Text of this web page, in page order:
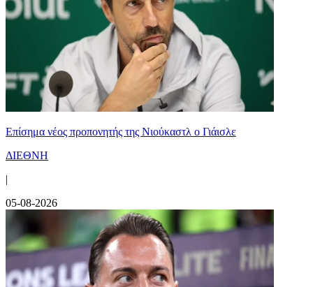
Επίσημα νέος προπονητής της Νιούκαστλ ο Γιάισλε
ΔΙΕΘΝΗ
|
05-08-2026